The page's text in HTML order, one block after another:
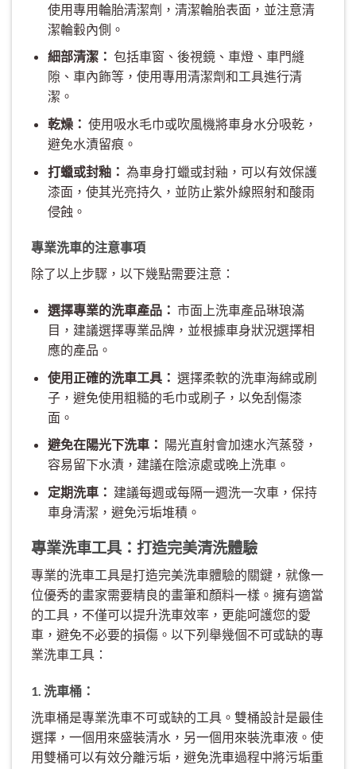
使用專用輪胎清潔劑，清潔輪胎表面，並注意清
潔輪轂內側。
細部清潔： 包括車窗、後視鏡、車燈、車門縫
隙、車內飾等，使用專用清潔劑和工具進行清
潔。
乾燥： 使用吸水毛巾或吹風機將車身水分吸乾，
避免水漬留痕。
打蠟或封釉： 為車身打蠟或封釉，可以有效保護
漆面，使其光亮持久，並防止紫外線照射和酸雨
侵蝕。
專業洗車的注意事項
除了以上步驟，以下幾點需要注意：
選擇專業的洗車產品： 市面上洗車產品琳琅滿
目，建議選擇專業品牌，並根據車身狀況選擇相
應的產品。
使用正確的洗車工具： 選擇柔軟的洗車海綿或刷
子，避免使用粗糙的毛巾或刷子，以免刮傷漆
面。
避免在陽光下洗車： 陽光直射會加速水汽蒸發，
容易留下水漬，建議在陰涼處或晚上洗車。
定期洗車： 建議每週或每隔一週洗一次車，保持
車身清潔，避免污垢堆積。
專業洗車工具：打造完美清洗體驗
專業的洗車工具是打造完美洗車體驗的關鍵，就像一
位優秀的畫家需要精良的畫筆和顏料一樣。擁有適當
的工具，不僅可以提升洗車效率，更能呵護您的愛
車，避免不必要的損傷。以下列舉幾個不可或缺的專
業洗車工具：
1. 洗車桶：
洗車桶是專業洗車不可或缺的工具。雙桶設計是最佳
選擇，一個用來盛裝清水，另一個用來裝洗車液。使
用雙桶可以有效分離污垢，避免洗車過程中將污垢重